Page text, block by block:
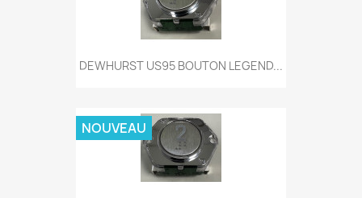
DEWHURST US95 BOUTON LEGEND...
NOUVEAU